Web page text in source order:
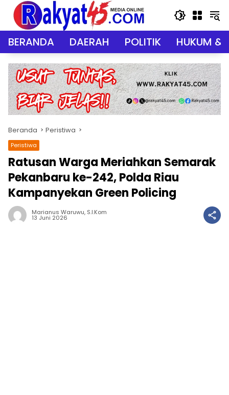
Langsung
konten
BERANDA DAERAH POLITIK HUKUM &
Beranda Peristiwa
Peristiwa
Ratusan Warga Meriahkan Semarak
Pekanbaru ke-242, Polda Riau
Kampanyekan Green Policing
Marianus Waruwu, S.I.Kom
13 Juni 2026